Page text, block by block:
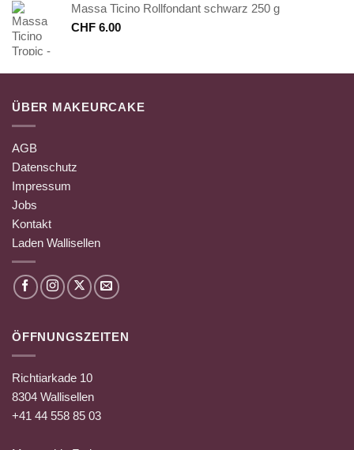
Massa Ticino Rollfondant schwarz 250 g
CHF 6.00
ÜBER MAKEURCAKE
AGB
Datenschutz
Impressum
Jobs
Kontakt
Laden Wallisellen
ÖFFNUNGSZEITEN
Richtiarkade 10
8304 Wallisellen
+41 44 558 85 03